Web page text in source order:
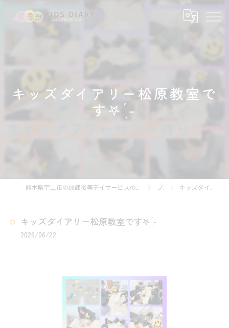
キッズダイアリー松原教室で
す‎𖤐 ̖́-‬
ブログ キッズダイアリー松原教室です‎𖤐 ̖́-‬
キッズダイアリー松原教室です‎𖤐 ̖́-‬
2026/06/22